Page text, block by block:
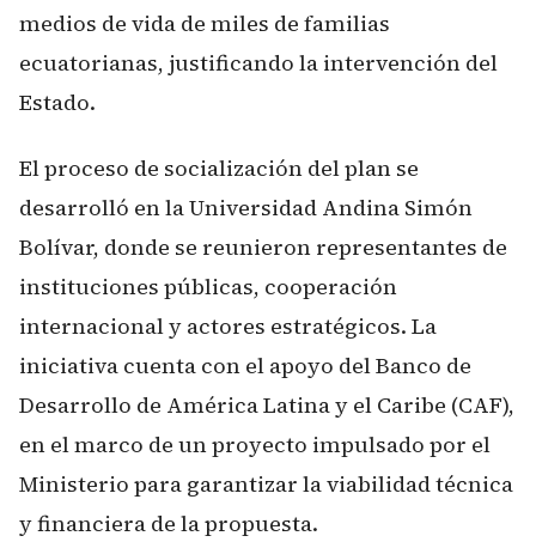
medios de vida de miles de familias
ecuatorianas, justificando la intervención del
Estado.
El proceso de socialización del plan se
desarrolló en la Universidad Andina Simón
Bolívar, donde se reunieron representantes de
instituciones públicas, cooperación
internacional y actores estratégicos. La
iniciativa cuenta con el apoyo del Banco de
Desarrollo de América Latina y el Caribe (CAF),
en el marco de un proyecto impulsado por el
Ministerio para garantizar la viabilidad técnica
y financiera de la propuesta.